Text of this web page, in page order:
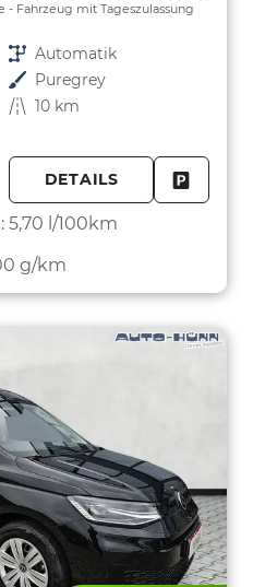
Fahrzeug mit Tageszulassung
Getriebe Automatik
Außenfarbe Puregrey
Kilometerstand 10 km
DETAILS
5,70 l/100km
g/km